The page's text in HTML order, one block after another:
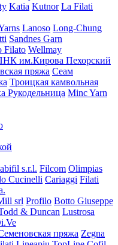
Katia Kutnor La Filati
Lanoso Long-Chung
Sandnes Garn
Filato Wellmay
им.Кирова Пехорский
пряжа Сеам
Троицкая камвольная
Рукодельница Minc Yarn
s.r.l. Filcom Olimpias
Cucinelli Cariaggi Filati
srl Profilo Botto Giuseppe
& Duncan Lustrosa
пряжа Zegna